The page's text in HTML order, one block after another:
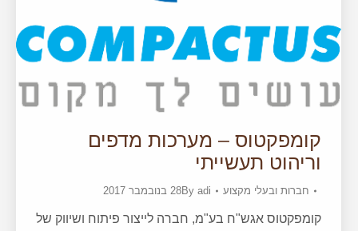
קומפקטוס – מערכות מדפים
וריהוט תעשייתי
חברות ובעלי מקצוע By adi 28 בנובמבר 2017
קומפקטוס אגש"ח בע"מ, חברה לייצור פיתוח ושיווק של